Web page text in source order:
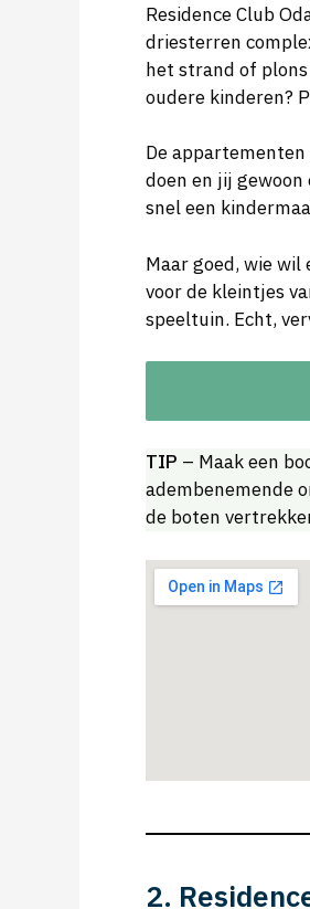
Residence Club
driesterren
het strand of
oudere kinderen?
De
doen en jij
snel een
Maar goed, wie wil
voor de kleintjes
speeltuin. Echt,
TIP – Maak een
adembenemende
de boten
2.